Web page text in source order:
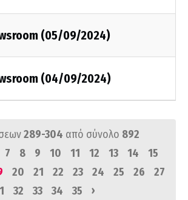
(05/09/2024)
(04/09/2024)
289-304 από σύνολο 892
7 8 9 10 11 12 13 14
15
20 21 22 23 24 25 26
27
32 33 34 35 ›